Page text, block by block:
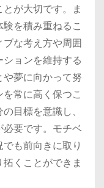
が大切です。ま
を積み重ねるこ
な考え方や周囲
ョンを維持する
夢に向かって努
常に高く保つこ
目標を意識し、
要です。モチベ
も前向きに取り
くことができま